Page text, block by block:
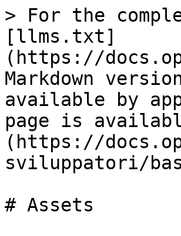
> For the
[llms.txt]
(https://
Markdown
available by
page is
(https://
sviluppatori/
# Assets